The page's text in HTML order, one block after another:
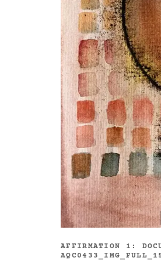
AFFIRMATION 1: